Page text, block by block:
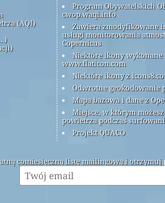
(AQI)
Program Obywatelskich
cwop.waqi.info
Zawiera zmodyfikowane
usługi monitorowania
Copernicus
Niektóre ikony wykonane
www.flaticon.com
Niektóre ikony z
Odwrotne geokodowanie
Mapa bazowa i dane z
Miejsce, w którym
powietrza podczas
Projekt QUACO
comiesięczną listę mailingową i